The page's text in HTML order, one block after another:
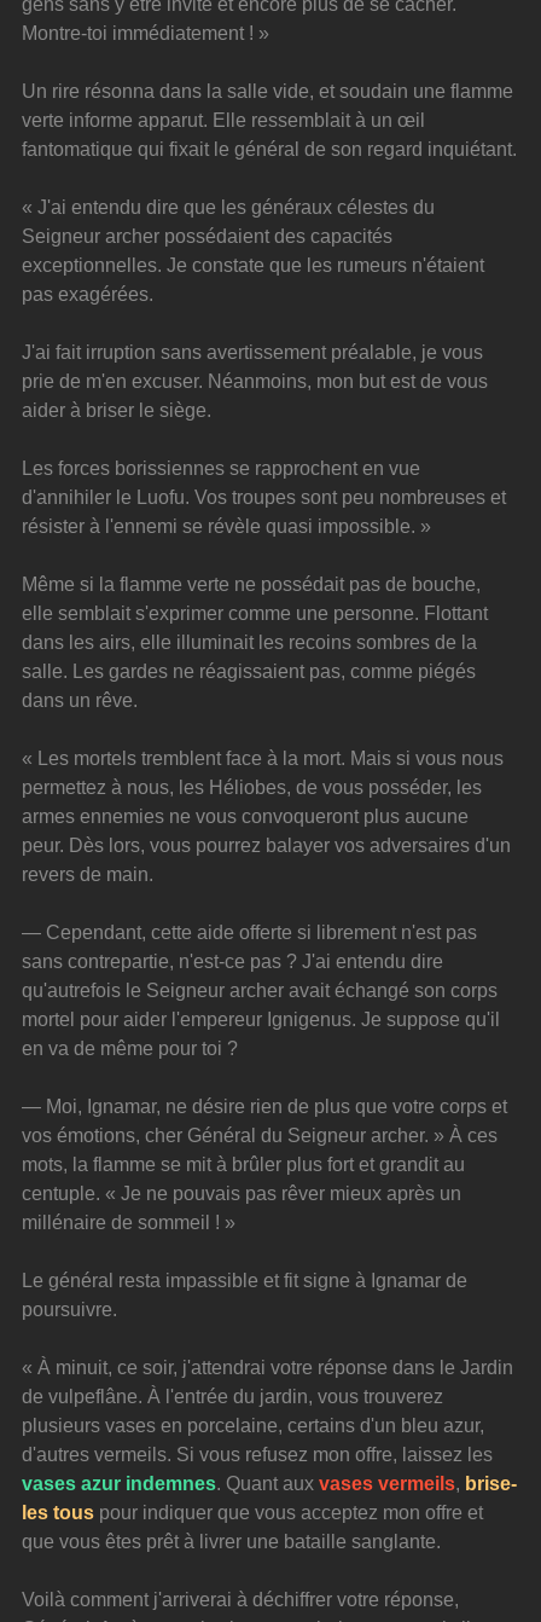
Montre-toi immédiatement ! »
Un rire résonna dans la salle vide, et soudain une flamme
verte informe apparut. Elle ressemblait à un œil
fantomatique qui fixait le général de son regard inquiétant.
« J'ai entendu dire que les généraux célestes du
Seigneur archer possédaient des capacités
exceptionnelles. Je constate que les rumeurs n'étaient
pas exagérées.
J'ai fait irruption sans avertissement préalable, je vous
prie de m'en excuser. Néanmoins, mon but est de vous
aider à briser le siège.
Les forces borissiennes se rapprochent en vue
d'annihiler le Luofu. Vos troupes sont peu nombreuses et
résister à l'ennemi se révèle quasi impossible. »
Même si la flamme verte ne possédait pas de bouche,
elle semblait s'exprimer comme une personne. Flottant
dans les airs, elle illuminait les recoins sombres de la
salle. Les gardes ne réagissaient pas, comme piégés
dans un rêve.
« Les mortels tremblent face à la mort. Mais si vous nous
permettez à nous, les Héliobes, de vous posséder, les
armes ennemies ne vous convoqueront plus aucune
peur. Dès lors, vous pourrez balayer vos adversaires d'un
revers de main.
— Cependant, cette aide offerte si librement n'est pas
sans contrepartie, n'est-ce pas ? J'ai entendu dire
qu'autrefois le Seigneur archer avait échangé son corps
mortel pour aider l'empereur Ignigenus. Je suppose qu'il
en va de même pour toi ?
— Moi, Ignamar, ne désire rien de plus que votre corps et
vos émotions, cher Général du Seigneur archer. » À ces
mots, la flamme se mit à brûler plus fort et grandit au
centuple. « Je ne pouvais pas rêver mieux après un
millénaire de sommeil ! »
Le général resta impassible et fit signe à Ignamar de
poursuivre.
« À minuit, ce soir, j'attendrai votre réponse dans le Jardin
de vulpeflâne. À l'entrée du jardin, vous trouverez
plusieurs vases en porcelaine, certains d'un bleu azur,
d'autres vermeils. Si vous refusez mon offre, laissez les
vases azur indemnes. Quant aux vases vermeils, brise-
les tous pour indiquer que vous acceptez mon offre et
que vous êtes prêt à livrer une bataille sanglante.
Voilà comment j'arriverai à déchiffrer votre réponse,